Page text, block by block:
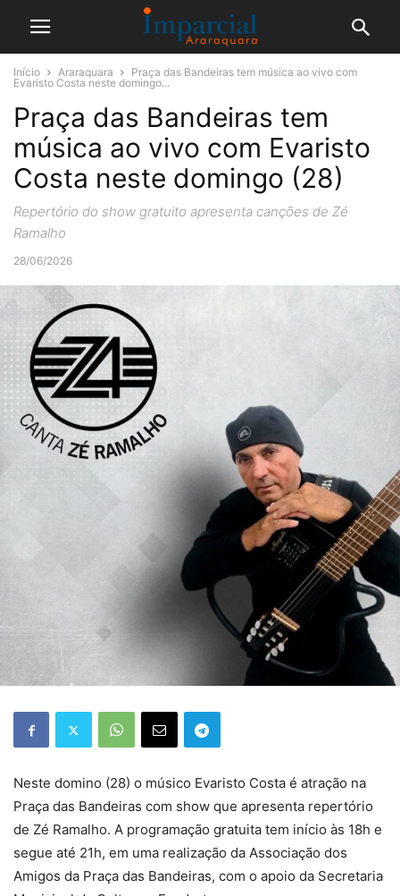
Início Araraquara
Praça das Bandeiras tem música ao vivo com
Evaristo Costa neste domingo...
Praça das Bandeiras tem
música ao vivo com Evaristo
Costa neste domingo (28)
Repertório do show gratuito apresenta canções de Zé
Ramalho
28/06/2026
Neste domino (28) o músico Evaristo Costa é atração na
Praça das Bandeiras com show que apresenta repertório
de Zé Ramalho. A programação gratuita tem início às 18h e
segue até 21h, em uma realização da Associação dos
Amigos da Praça das Bandeiras, com o apoio da Secretaria